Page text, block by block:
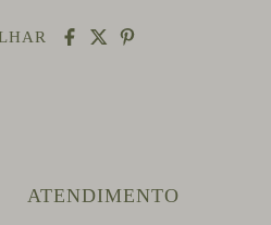
ATENDIMENTO